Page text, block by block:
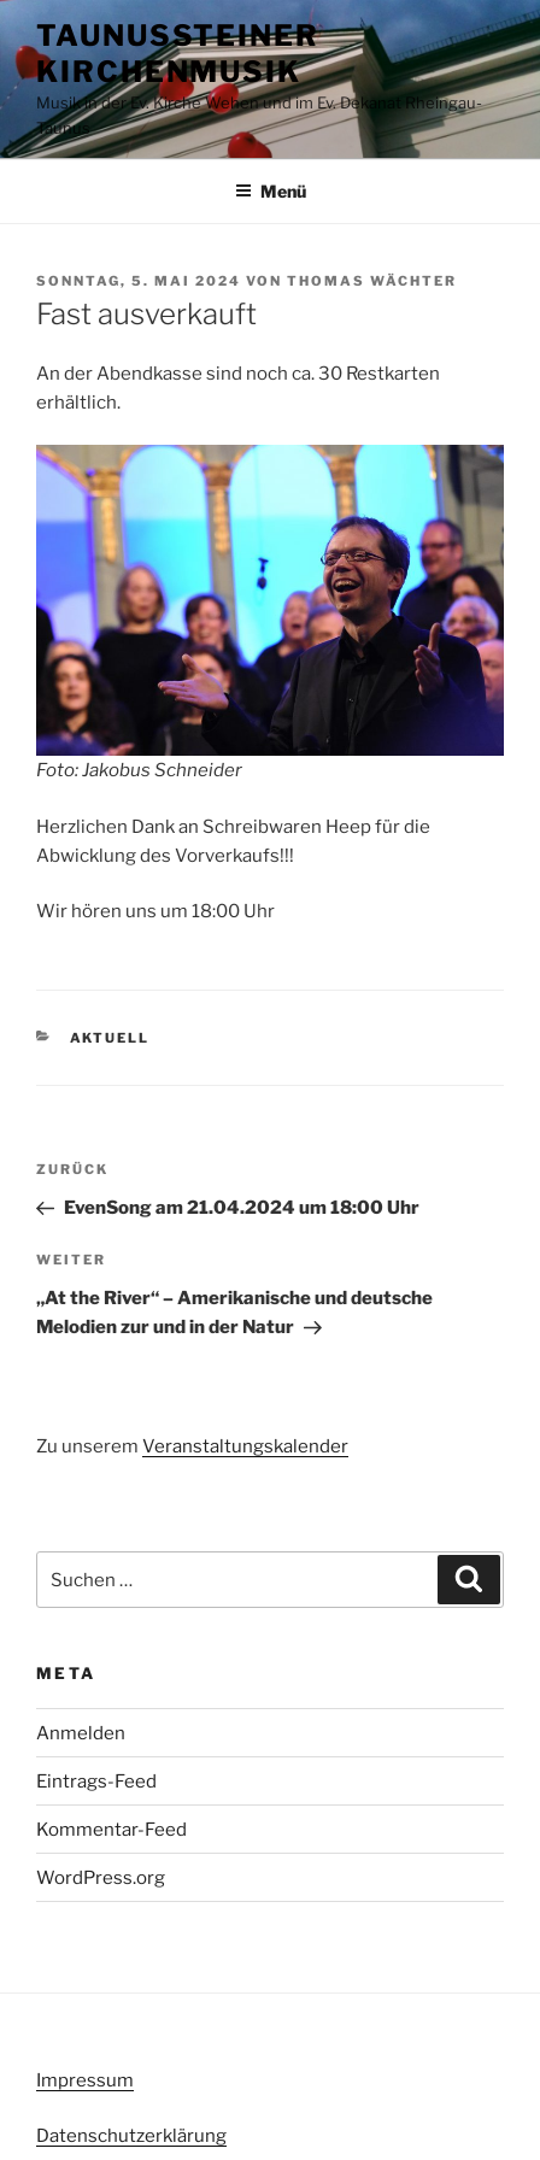
Inhalt
springen
TAUNUSSTEINER
KIRCHENMUSIK
Musik in der Ev. Kirche Wehen und im Ev. Dekanat Rheingau-
Taunus
Menü
VERÖFFENTLICHT
AM
SONNTAG, 5. MAI 2024 VON THOMAS WÄCHTER
Fast ausverkauft
An der Abendkasse sind noch ca. 30 Restkarten
erhältlich.
Foto: Jakobus Schneider
Herzlichen Dank an Schreibwaren Heep für die
Abwicklung des Vorverkaufs!!!
Wir hören uns um 18:00 Uhr
KATEGORIEN
AKTUELL
Beitragsnavigation
Vorheriger
Beitrag
ZURÜCK
EvenSong am 21.04.2024 um 18:00 Uhr
Nächster
Beitrag
WEITER
„At the River“ – Amerikanische und deutsche
Melodien zur und in der Natur
Zu unserem Veranstaltungskalender
nach:
META
Anmelden
Eintrags-Feed
Kommentar-Feed
WordPress.org
Impressum
Datenschutzerklärung